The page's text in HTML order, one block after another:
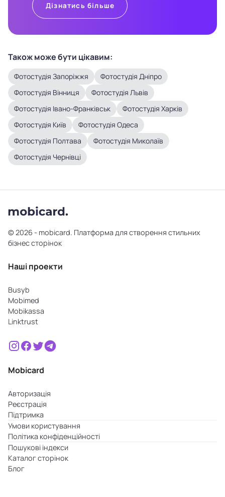
Також може бути цікавим:
Фотостудія Запоріжжя
Фотостудія Дніпро
Фотостудія Вінниця
Фотостудія Львів
Фотостудія Івано-Франківськ
Фотостудія Харків
Фотостудія Київ
Фотостудія Одеса
Фотостудія Полтава
Фотостудія Миколаїв
Фотостудія Чернівці
Дізнатись більше
© 2026 - mobicard. Платформа для створення стильних
бізнес сторінок
Наші проекти
Busyb
Mobimed
Mobikassa
Linktrust
Mobicard
Авторизація
Реєстрація
Підтримка
Умови користування
Політика конфіденційності
Пошукові індекси
Каталог сторінок
Блог